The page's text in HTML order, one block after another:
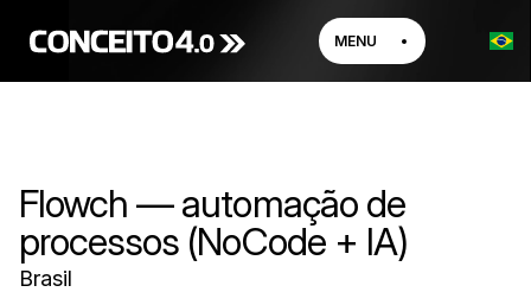
Flowch — automação de
processos (NoCode + IA)
Brasil
MENU